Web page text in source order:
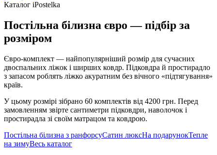
Каталог iPostelka
Постільна білизна євро — підбір за
розміром
Євро-комплект — найпопулярніший розмір для сучасних
двоспальних ліжок і ширших ковдр. Підковдра й простирадло
з запасом роблять ліжко акуратним без вічного «підтягування»
країв.
У цьому розмірі зібрано 60 комплектів від 4200 грн. Перед
замовленням звірте сантиметри підковдри, наволочок і
простирадла зі своїм матрацом та ковдрою.
Постільна білизна з ранфорсуСатин люксНа подарунокТепле
на зимуВесь каталог